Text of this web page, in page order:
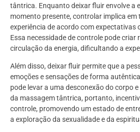
tântrica. Enquanto deixar fluir envolve a
momento presente, controlar implica em
experiência de acordo com expectativas
Essa necessidade de controle pode criar
circulação da energia, dificultando a
Além disso, deixar fluir permite que a
emoções e sensações de forma
pode levar a uma desconexão do corpo
da massagem tântrica, portanto,
controle, promovendo um estado de
a exploração da sexualidade e da